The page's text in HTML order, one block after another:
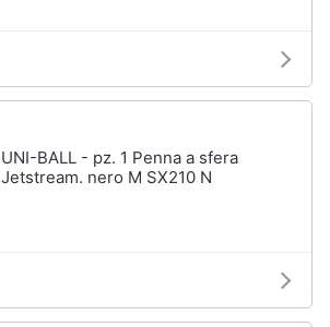
UNI-BALL - pz. 1 Penna a sfera
Jetstream. nero M SX210 N